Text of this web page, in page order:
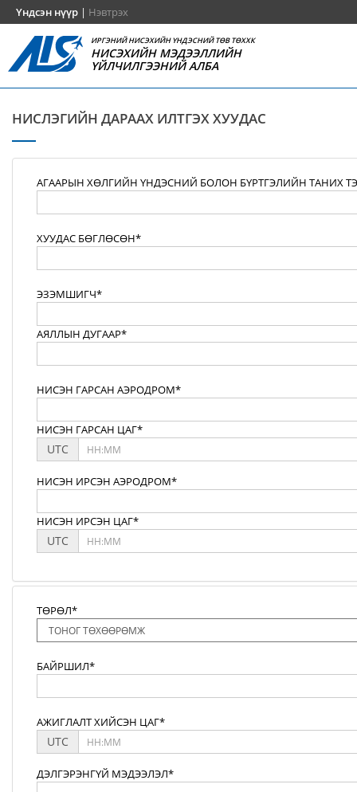
Үндсэн нүүр | Нэвтрэх
ИРГЭНИЙ НИСЭХИЙН ҮНДЭСНИЙ ТӨВ ТӨХХК
НИСЭХИЙН МЭДЭЭЛЛИЙН
ҮЙЛЧИЛГЭЭНИЙ АЛБА
НИСЛЭГИЙН ДАРААХ ИЛТГЭХ ХУУДАС
АГААРЫН ХӨЛГИЙН ҮНДЭСНИЙ БОЛОН БҮРТГЭЛИЙН ТАНИХ
ХУУДАС БӨГЛӨСӨН*
ЭЗЭМШИГЧ*
АЯЛЛЫН ДУГААР*
НИСЭН ГАРСАН АЭРОДРОМ*
НИСЭН ГАРСАН ЦАГ*
UTC
НИСЭН ИРСЭН АЭРОДРОМ*
НИСЭН ИРСЭН ЦАГ*
UTC
ТӨРӨЛ*
БАЙРШИЛ*
АЖИГЛАЛТ ХИЙСЭН ЦАГ*
UTC
ДЭЛГЭРЭНГҮЙ МЭДЭЭЛЭЛ*